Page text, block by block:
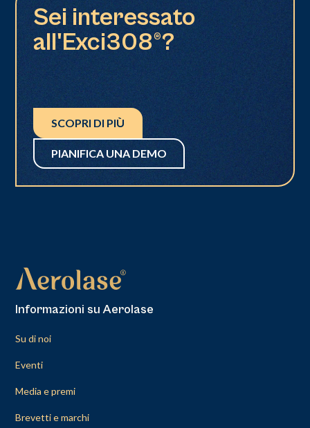
Sei interessato
all'Exci308®?
SCOPRI DI PIÙ
PIANIFICA UNA DEMO
Informazioni su Aerolase
Su di noi
Eventi
Media e premi
Brevetti e marchi